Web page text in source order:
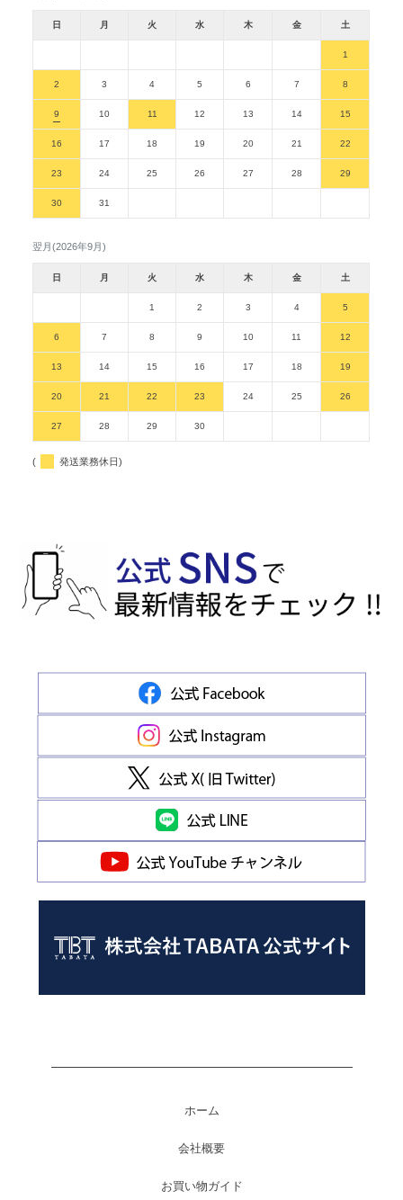
日 月 火 水 木 金 土
1
2 3 4 5 6 7 8
9 10 11 12 13 14 15
16 17 18 19 20 21 22
23 24 25 26 27 28 29
30 31
翌月(2026年9月)
日 月 火 水 木 金 土
1 2 3 4 5
6 7 8 9 10 11 12
13 14 15 16 17 18 19
20 21 22 23 24 25 26
27 28 29 30
( 発送業務休日)
ホーム
会社概要
お買い物ガイド